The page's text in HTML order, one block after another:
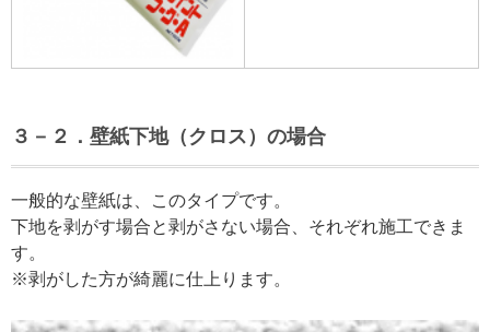
３－２．壁紙下地（クロス）の場合
一般的な壁紙は、このタイプです。
下地を剥がす場合と剥がさない場合、それぞれ施工できま
す。
※剥がした方が綺麗に仕上ります。